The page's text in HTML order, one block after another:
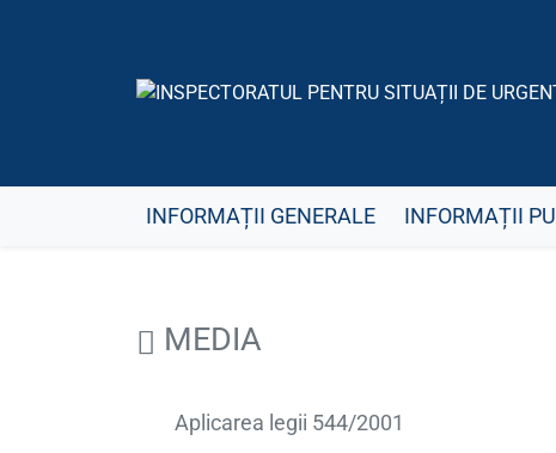
INFORMAȚII GENERALE INFORMAȚII
MEDIA
Aplicarea legii 544/2001